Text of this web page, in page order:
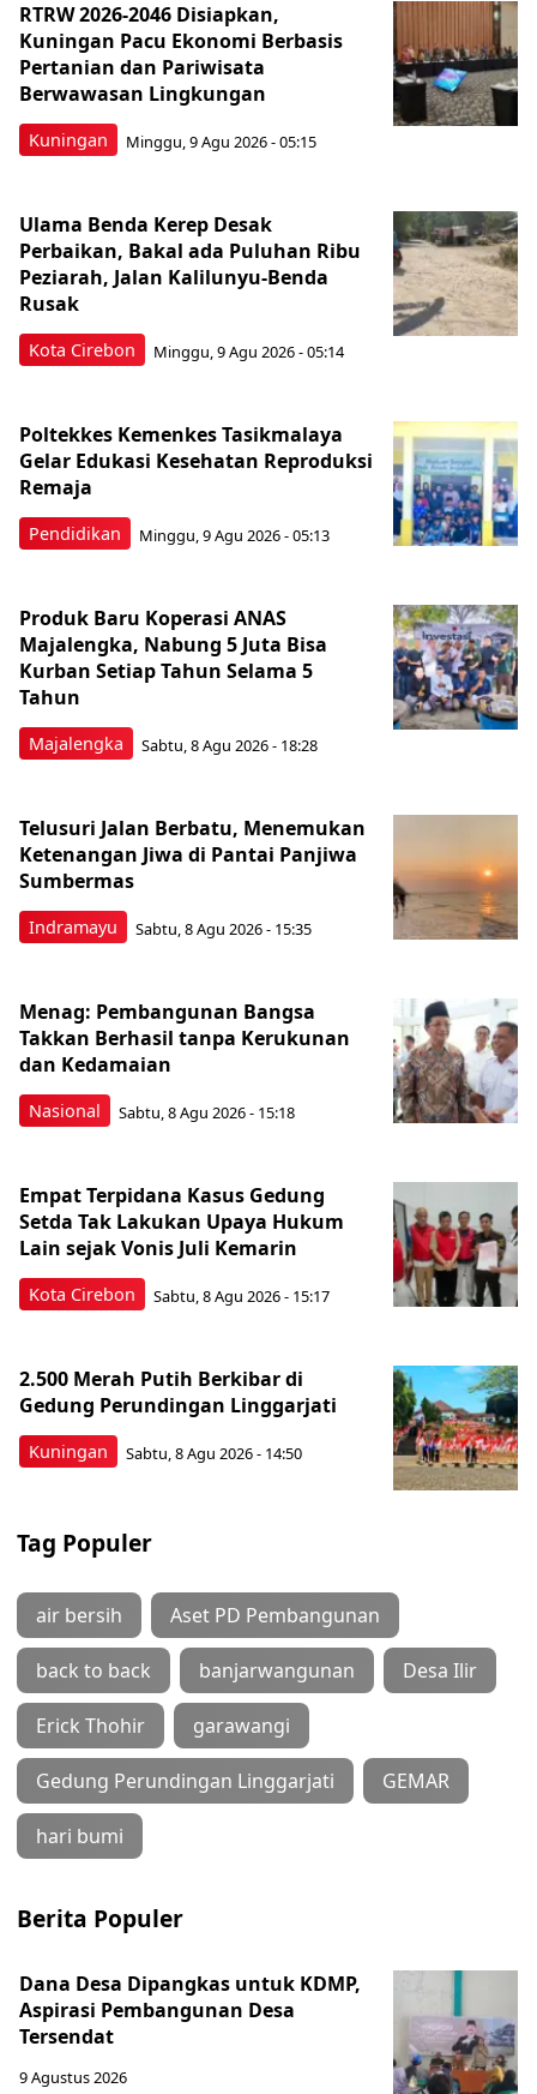
Kuningan
RTRW 2026-2046 Disiapkan,
Kuningan Pacu Ekonomi Berbasis
Pertanian dan Pariwisata
Berwawasan Lingkungan
Minggu, 9 Agu 2026 - 05:15
Kota Cirebon
Ulama Benda Kerep Desak
Perbaikan, Bakal ada Puluhan Ribu
Peziarah, Jalan Kalilunyu-Benda
Rusak
Minggu, 9 Agu 2026 - 05:14
Pendidikan
Poltekkes Kemenkes Tasikmalaya
Gelar Edukasi Kesehatan Reproduksi
Remaja
Minggu, 9 Agu 2026 - 05:13
Majalengka
Produk Baru Koperasi ANAS
Majalengka, Nabung 5 Juta Bisa
Kurban Setiap Tahun Selama 5
Tahun
Sabtu, 8 Agu 2026 - 18:28
Indramayu
Telusuri Jalan Berbatu, Menemukan
Ketenangan Jiwa di Pantai Panjiwa
Sumbermas
Sabtu, 8 Agu 2026 - 15:35
Nasional
Menag: Pembangunan Bangsa
Takkan Berhasil tanpa Kerukunan
dan Kedamaian
Sabtu, 8 Agu 2026 - 15:18
Kota Cirebon
Empat Terpidana Kasus Gedung
Setda Tak Lakukan Upaya Hukum
Lain sejak Vonis Juli Kemarin
Sabtu, 8 Agu 2026 - 15:17
Kuningan
2.500 Merah Putih Berkibar di
Gedung Perundingan Linggarjati
Sabtu, 8 Agu 2026 - 14:50
Tag Populer
air bersih Aset PD Pembangunan
back to back banjarwangunan Desa Ilir
Erick Thohir garawangi
Gedung Perundingan Linggarjati GEMAR
hari bumi
Berita Populer
Dana Desa Dipangkas untuk KDMP,
Aspirasi Pembangunan Desa
Tersendat
9 Agustus 2026